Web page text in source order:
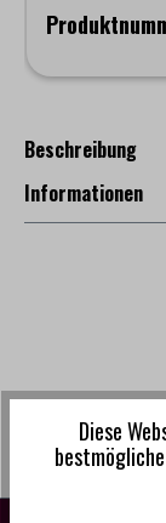
Beschreibung
Informationen
Diese